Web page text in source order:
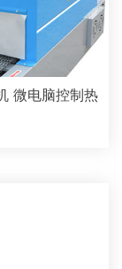
微电脑控制热